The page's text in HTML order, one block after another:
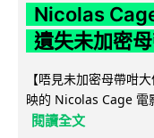
Nicolas
遺失未加密
【唔見未加密母帶咁
映的 Nicolas Cage
閱讀全文